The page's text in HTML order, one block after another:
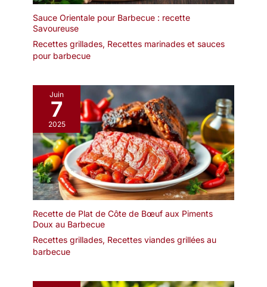
Sauce Orientale pour Barbecue : recette
Savoureuse
Recettes grillades, Recettes marinades et sauces
pour barbecue
Juin
7
2025
Recette de Plat de Côte de Bœuf aux Piments
Doux au Barbecue
Recettes grillades, Recettes viandes grillées au
barbecue